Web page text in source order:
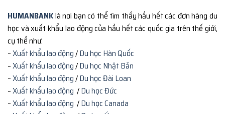
HUMANBANKlà nơi bạn có thể tìm thấy hầu hết các đơn hàng du
học và xuất khẩu lao động của hầu hết các quốc gia trên thế giới,
cụ thể như:
–Xuất khẩu lao động/Du học Hàn Quốc
–Xuất khẩu lao động/Du học Nhật Bản
–Xuất khẩu lao động/Du học Đài Loan
–Xuất khẩu lao động /Du học Đức
–Xuất khẩu lao động /Du học Canada